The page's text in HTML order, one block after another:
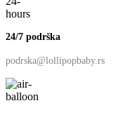
24/7 podrška
podrska@lollipopbaby.rs